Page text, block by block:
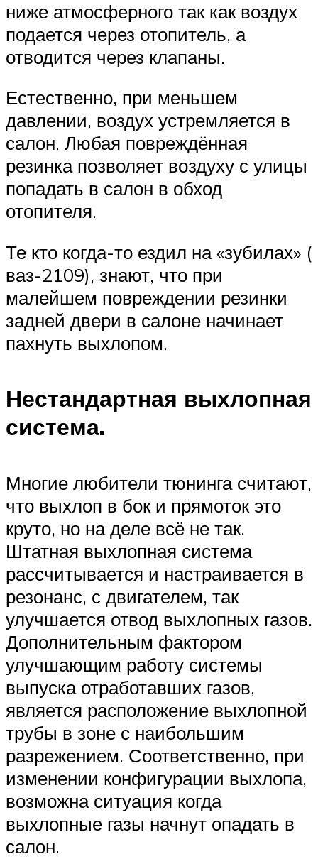
ниже атмосферного так как воздух
подается через отопитель, а
отводится через клапаны.
Естественно, при меньшем
давлении, воздух устремляется в
салон. Любая повреждённая
резинка позволяет воздуху с улицы
попадать в салон в обход
отопителя.
Те кто когда-то ездил на «зубилах» (
ваз-2109), знают, что при
малейшем повреждении резинки
задней двери в салоне начинает
пахнуть выхлопом.
Нестандартная выхлопная
система.
Многие любители тюнинга считают,
что выхлоп в бок и прямоток это
круто, но на деле всё не так.
Штатная выхлопная система
рассчитывается и настраивается в
резонанс, с двигателем, так
улучшается отвод выхлопных газов.
Дополнительным фактором
улучшающим работу системы
выпуска отработавших газов,
является расположение выхлопной
трубы в зоне с наибольшим
разрежением. Соответственно, при
изменении конфигурации выхлопа,
возможна ситуация когда
выхлопные газы начнут опадать в
салон.